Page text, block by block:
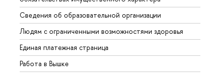
Сведения об образовательной организации
Людям с ограниченными возможностями здоровья
Единая платежная страница
Работа в Вышке